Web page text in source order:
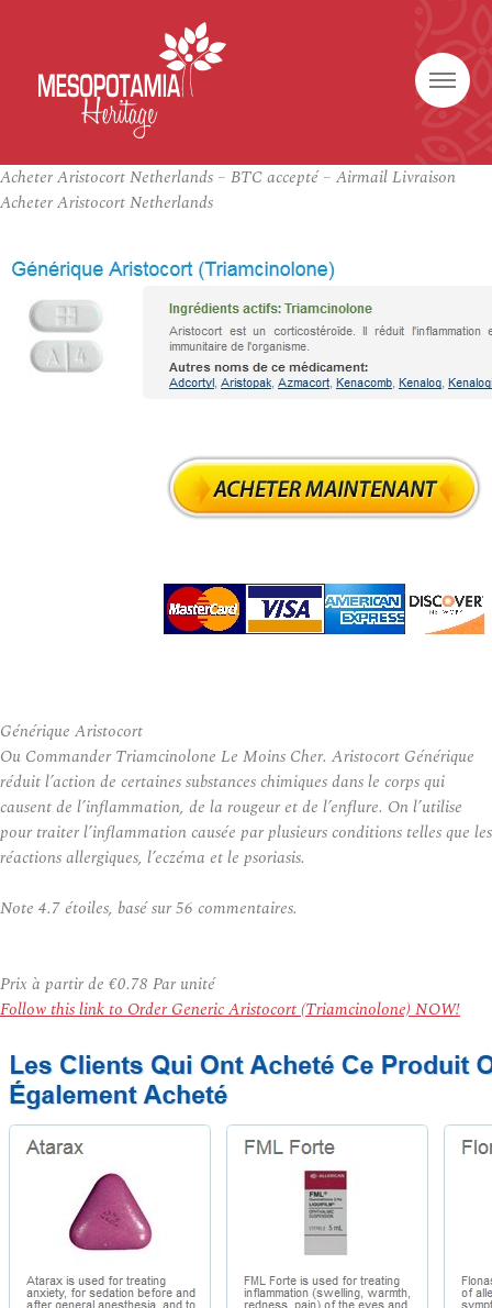
Acheter Aristocort Netherlands – BTC accepté – Airmail Livraison
Acheter Aristocort Netherlands
Générique Aristocort
Ou Commander Triamcinolone Le Moins Cher. Aristocort Générique
réduit l’action de certaines substances chimiques dans le corps qui
causent de l’inflammation, de la rougeur et de l’enflure. On l’utilise
pour traiter l’inflammation causée par plusieurs conditions telles que les
réactions allergiques, l’eczéma et le psoriasis.
Note 4.7étoiles, basé sur56 commentaires.
Prix à partir de €0.78 Par unité
Follow this link to Order Generic Aristocort (Triamcinolone) NOW!